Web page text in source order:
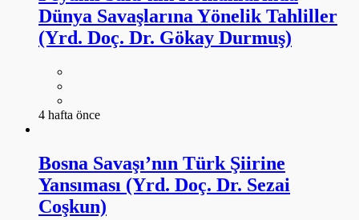
Dünya Savaşlarına Yönelik Tahliller
(Yrd. Doç. Dr. Gökay Durmuş)
4 hafta önce
Bosna Savaşı’nın Türk Şiirine
Yansıması (Yrd. Doç. Dr. Sezai
Coşkun)